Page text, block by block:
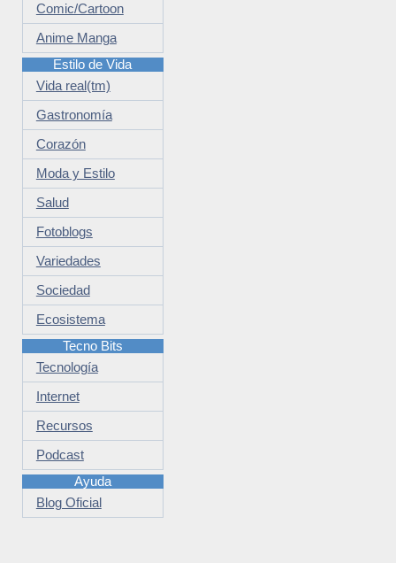
Comic/Cartoon
Anime Manga
Estilo de Vida
Vida real(tm)
Gastronomía
Corazón
Moda y Estilo
Salud
Fotoblogs
Variedades
Sociedad
Ecosistema
Tecno Bits
Tecnología
Internet
Recursos
Podcast
Ayuda
Blog Oficial